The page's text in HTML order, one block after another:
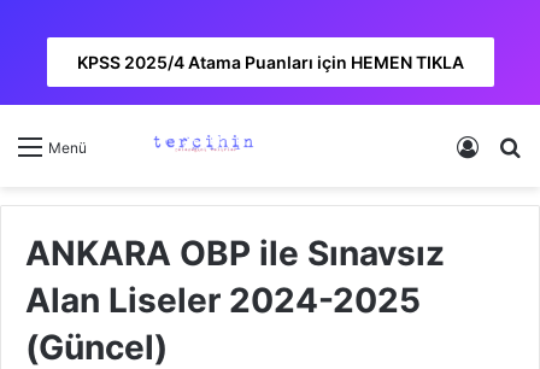
KPSS 2025/4 Atama Puanları için HEMEN TIKLA
Menü Kayıt
ANKARA OBP ile Sınavsız
Alan Liseler 2024-2025
(Güncel)